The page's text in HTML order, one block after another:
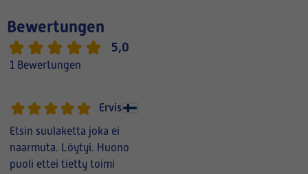
Bewertungen
5,0
1 Bewertungen
Ervis
Etsin suulaketta joka ei
naarmuta. Löytyi. Huono
puoli ettei tietty toimi